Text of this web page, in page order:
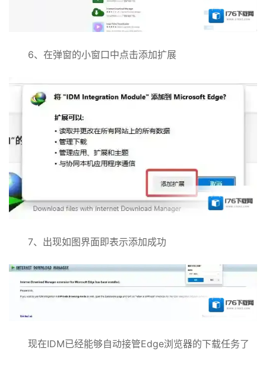
6、在弹窗的小窗口中点击添加扩展
7、出现如图界面即表示添加成功
现在IDM已经能够自动接管Edge浏览器的下载任务了